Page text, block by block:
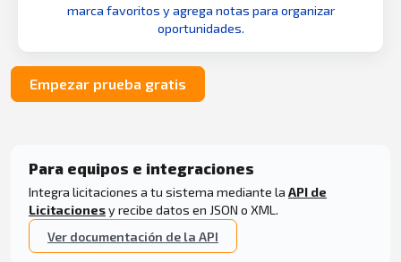
marca favoritos y agrega notas para organizar
oportunidades.
Empezar prueba gratis
Para equipos e integraciones
Integra licitaciones a tu sistema mediante la API de
Licitacionesy recibe datos en JSON o XML.
Ver documentación de la API